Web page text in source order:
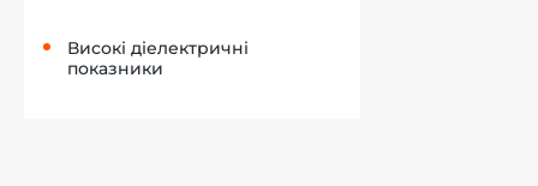
Високі діелектричні
показники